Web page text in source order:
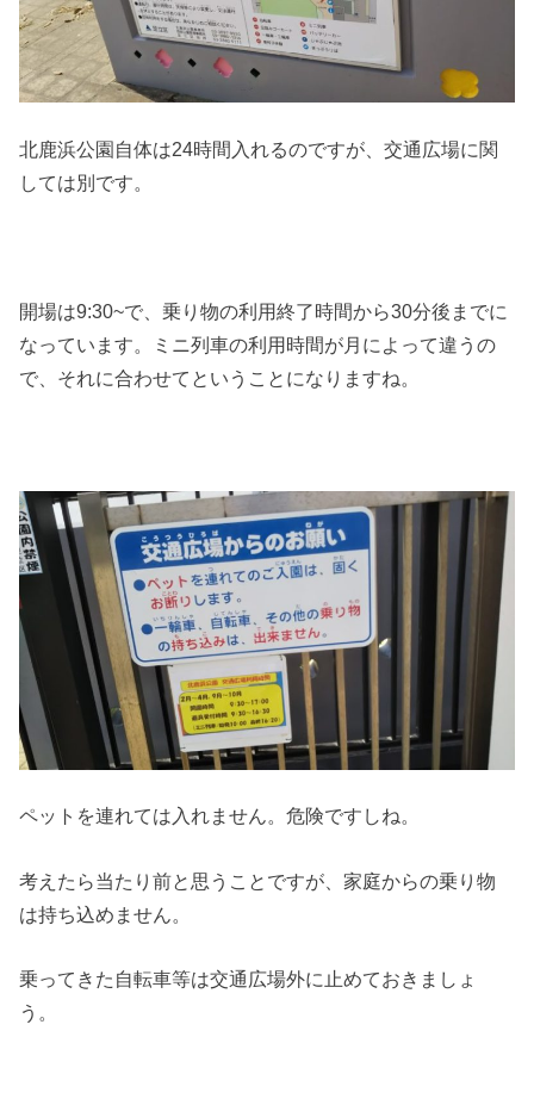
北鹿浜公園自体は24時間入れるのですが、交通広場に関
しては別です。
開場は9:30~で、乗り物の利用終了時間から30分後までに
なっています。ミニ列車の利用時間が月によって違うの
で、それに合わせてということになりますね。
ペットを連れては入れません。危険ですしね。
考えたら当たり前と思うことですが、家庭からの乗り物
は持ち込めません。
乗ってきた自転車等は交通広場外に止めておきましょ
う。